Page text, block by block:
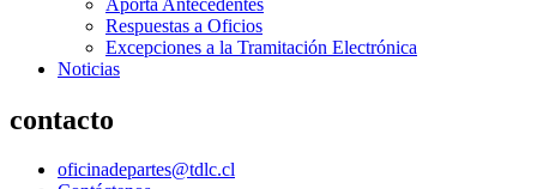
Respuestas a Oficios
Excepciones a la Tramitación Electrónica
Noticias
contacto
oficinadepartes@tdlc.cl